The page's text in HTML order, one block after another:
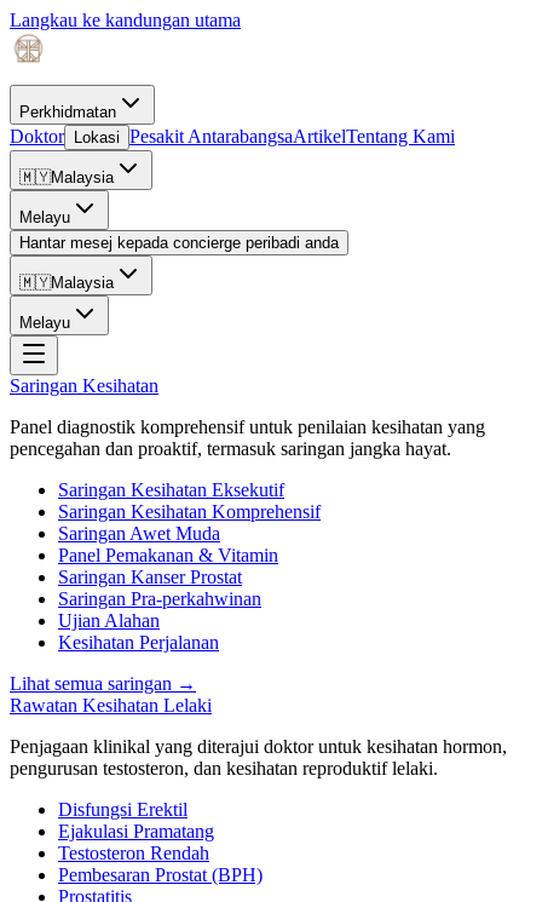
Langkau ke kandungan utama
Perkhidmatan
Doktor Lokasi Pesakit AntarabangsaArtikelTentang Kami
🇲🇾Malaysia
Melayu
Hantar mesej kepada concierge peribadi anda
🇲🇾Malaysia
Melayu
Saringan Kesihatan
Panel diagnostik komprehensif untuk penilaian kesihatan yang
pencegahan dan proaktif, termasuk saringan jangka hayat.
Saringan Kesihatan Eksekutif
Saringan Kesihatan Komprehensif
Saringan Awet Muda
Panel Pemakanan & Vitamin
Saringan Kanser Prostat
Saringan Pra-perkahwinan
Ujian Alahan
Kesihatan Perjalanan
Lihat semua saringan →
Rawatan Kesihatan Lelaki
Penjagaan klinikal yang diterajui doktor untuk kesihatan hormon,
pengurusan testosteron, dan kesihatan reproduktif lelaki.
Disfungsi Erektil
Ejakulasi Pramatang
Testosteron Rendah
Pembesaran Prostat (BPH)
Prostatitis